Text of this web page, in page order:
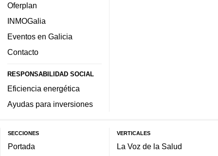
Oferplan
INMOGalia
Eventos en Galicia
Contacto
RESPONSABILIDAD SOCIAL
Eficiencia energética
Ayudas para inversiones
SECCIONES
Portada
VERTICALES
La Voz de la Salud